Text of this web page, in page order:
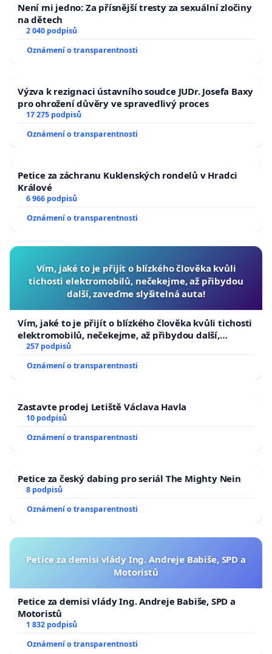
Není mi jedno: Za přísnější tresty za sexuální zločiny
na dětech
2 040 podpisů
Oznámení o transparentnosti
Výzva k rezignaci ústavního soudce JUDr. Josefa Baxy
pro ohrožení důvěry ve spravedlivý proces
17 275 podpisů
Oznámení o transparentnosti
Petice za záchranu Kuklenských rondelů v Hradci
Králové
6 966 podpisů
Oznámení o transparentnosti
Vím, jaké to je přijít o blízkého člověka kvůli
tichosti elektromobilů, nečekejme, až přibydou
další, zaveďme slyšitelná auta!
Vím, jaké to je přijít o blízkého člověka kvůli tichosti
elektromobilů, nečekejme, až přibydou další,
zaveďme slyšitelná auta!
257 podpisů
Oznámení o transparentnosti
Zastavte prodej Letiště Václava Havla
10 podpisů
Oznámení o transparentnosti
Petice za český dabing pro seriál The Mighty Nein
8 podpisů
Oznámení o transparentnosti
Petice za demisi vlády Ing. Andreje Babiše, SPD a
Motoristů
Petice za demisi vlády Ing. Andreje Babiše, SPD a
Motoristů
1 832 podpisů
Oznámení o transparentnosti